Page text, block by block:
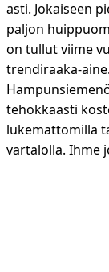
asti. Jokaiseen
paljon
on tullut viime
trendiraaka-
tehokkaasti
lukemattomilla
vartalolla. Ihme